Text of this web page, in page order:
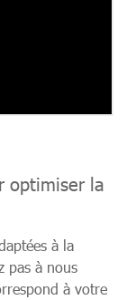
optimiser la
à la
pas à nous
à votre